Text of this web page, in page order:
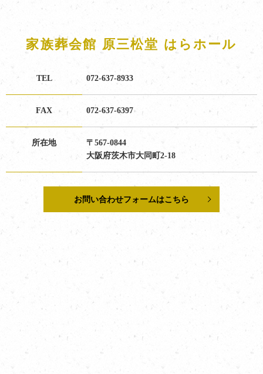
家族葬会館 原三松堂 はらホール
TEL 072-637-8933
FAX 072-637-6397
所在地
〒567-0844
大阪府茨木市大同町2-18
お問い合わせフォームはこちら